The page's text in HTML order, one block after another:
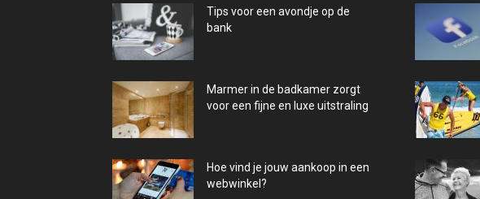
Tips voor een avondje op de
bank
Marmer in de badkamer zorgt
voor een fijne en luxe uitstraling
Hoe vind je jouw aankoop in een
webwinkel?